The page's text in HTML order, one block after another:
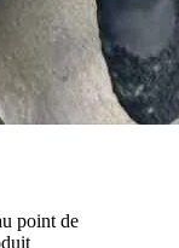
point de